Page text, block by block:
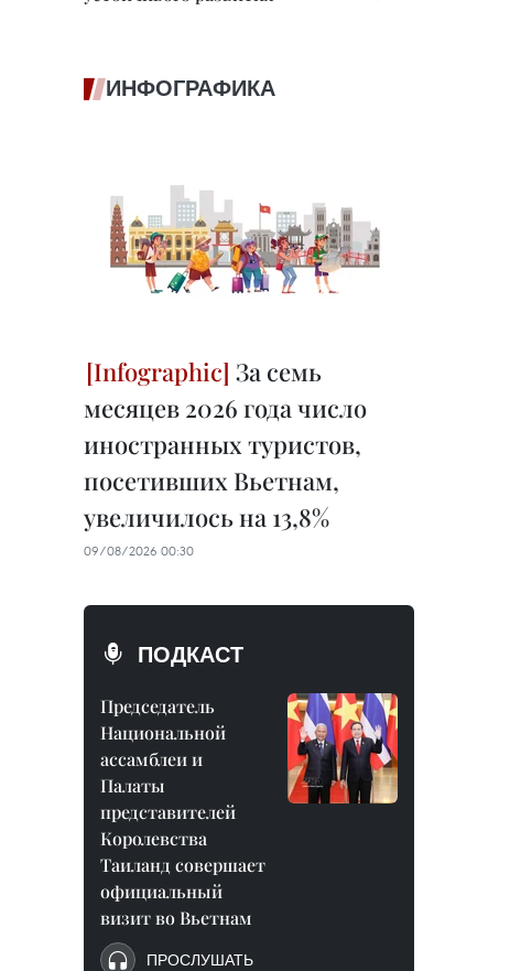
ИНФОГРАФИКА
За семь
месяцев 2026 года число
иностранных туристов,
посетивших Вьетнам,
увеличилось на 13,8%
09/08/2026 00:30
ПОДКАСТ
Председатель
Национальной
ассамблеи и
Палаты
представителей
Королевства
Таиланд совершает
официальный
визит во Вьетнам
ПРОСЛУШАТЬ